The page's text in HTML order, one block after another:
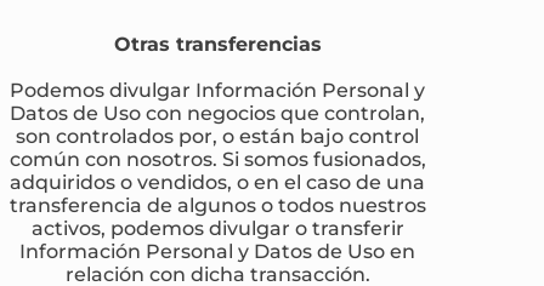
Otras transferencias
Podemos divulgar Información Personal y
Datos de Uso con negocios que controlan,
son controlados por, o están bajo control
común con nosotros. Si somos fusionados,
adquiridos o vendidos, o en el caso de una
transferencia de algunos o todos nuestros
activos, podemos divulgar o transferir
Información Personal y Datos de Uso en
relación con dicha transacción.